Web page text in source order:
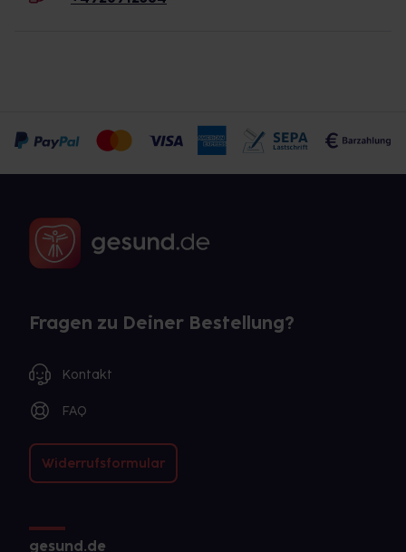
Fragen zu Deiner Bestellung?
Kontakt
FAQ
Widerrufsformular
gesund.de